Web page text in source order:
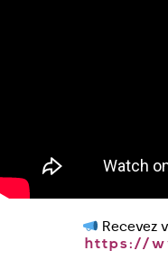
Recevez
https://